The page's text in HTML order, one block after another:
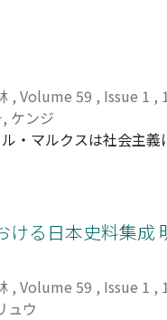
点となるのは、いう
、どのようなもので
が強い。陳寿の諸葛
としている。
, Volume 59 , Issue 1 ,
ケンジ
・マルクスは社会主
場を取り、一年程前
間の外化された能力
の周囲の情況をも考
比較し、ヘスのマル
る。
る日本史料集成
, Volume 59 , Issue 1 ,
ュウ